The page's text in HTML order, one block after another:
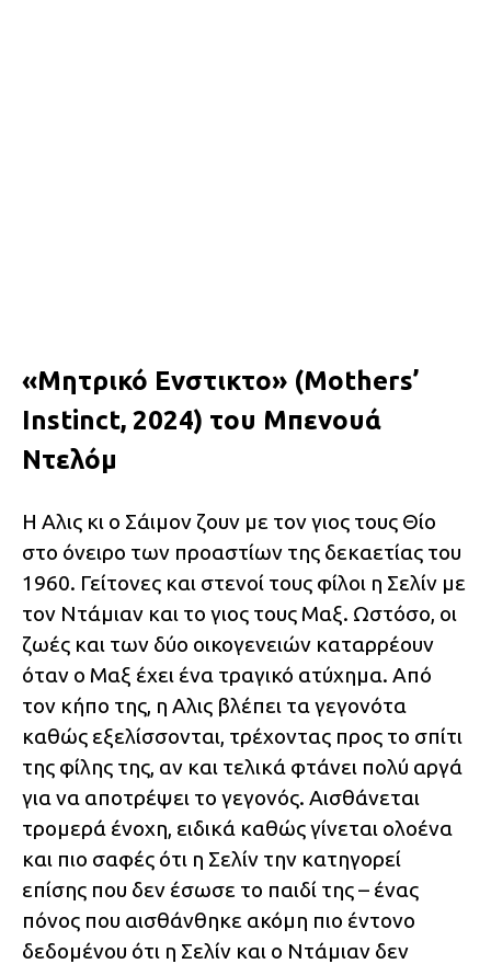
«Μητρικό Ενστικτο» (Mothers’
Instinct, 2024) του Μπενουά
Ντελόμ
Η Αλις κι ο Σάιμον ζουν με τον γιος τους Θίο
στο όνειρο των προαστίων της δεκαετίας του
1960. Γείτονες και στενοί τους φίλοι η Σελίν με
τον Ντάμιαν και το γιος τους Μαξ. Ωστόσο, οι
ζωές και των δύο οικογενειών καταρρέουν
όταν ο Μαξ έχει ένα τραγικό ατύχημα. Από
τον κήπο της, η Αλις βλέπει τα γεγονότα
καθώς εξελίσσονται, τρέχοντας προς το σπίτι
της φίλης της, αν και τελικά φτάνει πολύ αργά
για να αποτρέψει το γεγονός. Αισθάνεται
τρομερά ένοχη, ειδικά καθώς γίνεται ολοένα
και πιο σαφές ότι η Σελίν την κατηγορεί
επίσης που δεν έσωσε το παιδί της – ένας
πόνος που αισθάνθηκε ακόμη πιο έντονο
δεδομένου ότι η Σελίν και ο Ντάμιαν δεν